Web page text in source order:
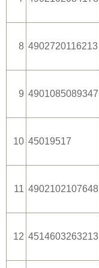
8 4902720116213
9 4901085089347
10 45019517
11 4902102107648
12 4514603263213